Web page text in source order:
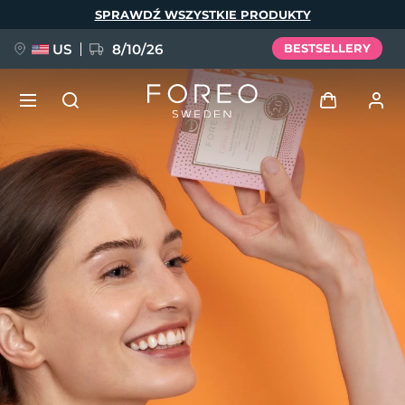
SPRAWDŹ WSZYSTKIE PRODUKTY
US 8/10/26 BESTSELLERY
Profil użytkownika
Moje urządzenia
Moje zamówienia
Moje adresy
Moje subskrypcje
NOWOŚĆ
FAQ™ Pure Beauty-Tech Elixir
BREAKING NEWS
issa™ Teeth Whitening Set
Język
English Deutsch
Español
Français
Italiano
Português
Polski
Svenska
Türkçe
简体中文